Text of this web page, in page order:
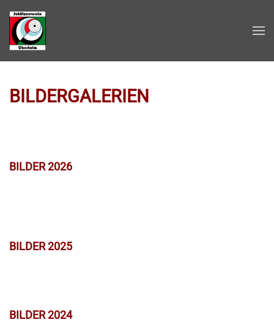
Zum Hauptinhalt springen
BILDERGALERIEN
BILDER 2026
BILDER 2025
BILDER 2024